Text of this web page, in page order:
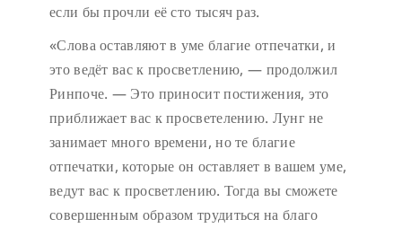
если бы прочли её сто тысяч раз.
«Слова оставляют в уме благие отпечатки, и
это ведёт вас к просветлению, — продолжил
Ринпоче. — Это приносит постижения, это
приближает вас к просветелению. Лунг не
занимает много времени, но те благие
отпечатки, которые он оставляет в вашем уме,
ведут вас к просветлению. Тогда вы сможете
совершенным образом трудиться на благо